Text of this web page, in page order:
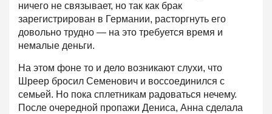
ничего не связывает, но так как брак
зарегистрирован в Германии, расторгнуть его
довольно трудно — на это требуется время и
немалые деньги.
На этом фоне то и дело возникают слухи, что
Шреер бросил Семенович и воссоединился с
семьей. Но пока сплетникам радоваться нечему.
После очередной пропажи Дениса, Анна сделала